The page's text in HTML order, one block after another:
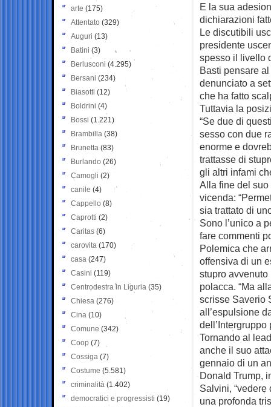
E la sua
dichiarazioni
Le discutibili
presidente
spesso il livello
Basti pensare
denunciato a
che ha fatto
Tuttavia la
“Se due di
sesso con due
enorme e
trattasse di
gli altri infami
Alla fine del
vicenda:
sia trattato di
Sono l’unico a
fare commenti
Polemica che
offensiva di un
stupro
polacca. “Ma
scrisse Saverio
all’espulsione
dell’Intergruppo
Tornando al
anche il suo
gennaio di un
Donald Trump,
Salvini,
una profonda
arte (175)
Attentato (329)
Auguri (13)
Batini (3)
Berlusconi (4.295)
Bersani (234)
Biasotti (12)
Boldrini (4)
Bossi (1.221)
Brambilla (38)
Brunetta (83)
Burlando (26)
Camogli (2)
canile (4)
Cappello (8)
Caprotti (2)
Caritas (6)
carovita (170)
casa (247)
Casini (119)
Centrodestra in Liguria (35)
Chiesa (276)
Cina (10)
Comune (342)
Coop (7)
Cossiga (7)
Costume (5.581)
criminalità (1.402)
democratici e progressisti (19)